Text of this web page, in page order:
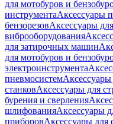
для мотобуров и
инструментаАксессуары
бензорезовАксессуары
виброоборудования
для затирочных машин
для мотобуров и
электроинструмента
пневмосистем
станковАксессуары для
бурения и сверления
шлифованияАксессуары
приборовАксессуары для